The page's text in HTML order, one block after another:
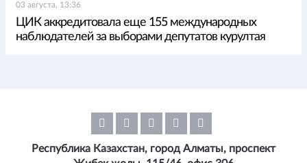
03 августа, 13:36
ЦИК аккредитовала еще 155 международных
наблюдателей за выборами депутатов курултая
Республика Казахстан, город Алматы, проспект